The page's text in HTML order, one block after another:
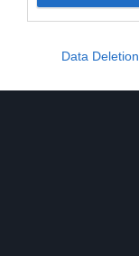
Data Deletion